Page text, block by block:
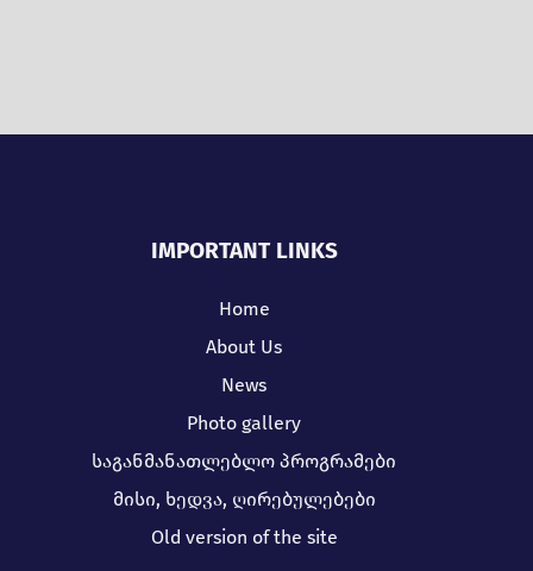
IMPORTANT LINKS
Home
About Us
News
Photo gallery
საგანმანათლებლო პროგრამები
მისი, ხედვა, ღირებულებები
Old version of the site